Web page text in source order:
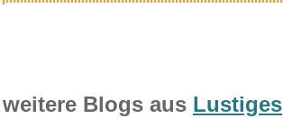
weitere Blogs aus Lustiges